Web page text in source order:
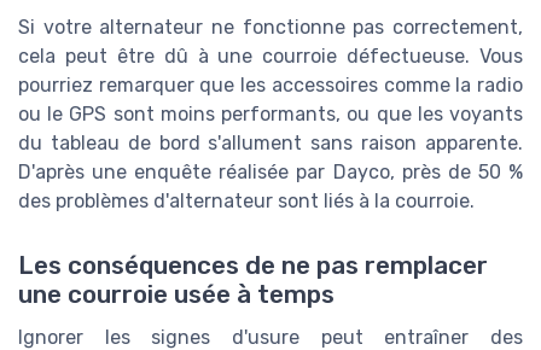
Si votre alternateur ne fonctionne pas correctement,
cela peut être dû à une courroie défectueuse. Vous
pourriez remarquer que les accessoires comme la radio
ou le GPS sont moins performants, ou que les voyants
du tableau de bord s'allument sans raison apparente.
D'après une enquête réalisée par Dayco, près de 50 %
des problèmes d'alternateur sont liés à la courroie.
Les conséquences de ne pas remplacer
une courroie usée à temps
Ignorer les signes d'usure peut entraîner des